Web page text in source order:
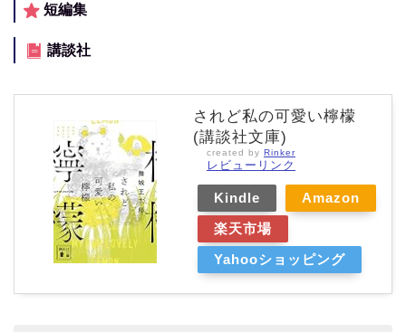
短編集
講談社
されど私の可愛い檸檬
(講談社文庫)
created by Rinker
レビューリンク
Kindle
Amazon
楽天市場
Yahooショッピング